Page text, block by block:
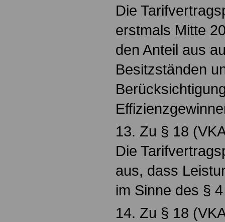
Die
erstmals Mitte
den Anteil aus
Besitzständen
13. Zu § 18
Die
aus, dass
im Sinne des §
14. Zu § 18